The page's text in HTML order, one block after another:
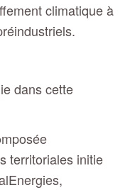
climatique à
dans cette
territoriales initie